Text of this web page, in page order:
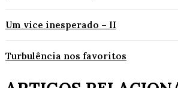
Um vice inesperado – II
Turbulência nos favoritos